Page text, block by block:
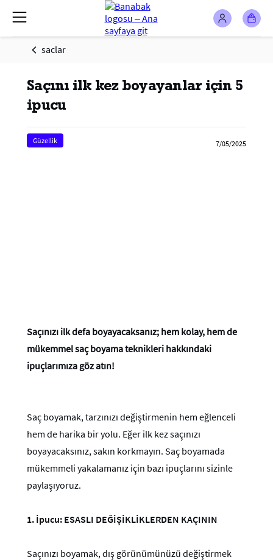
saclar
Saçını ilk kez boyayanlar için 5
ipucu
Güzellik 7/05/2025
Saçınızı ilk defa boyayacaksanız; hem kolay, hem de
mükemmel saç boyama teknikleri hakkındaki
ipuçlarımıza göz atın!
Saç boyamak, tarzınızı değiştirmenin hem eğlenceli
hem de harika bir yolu. Eğer ilk kez saçınızı
boyayacaksınız, sakın korkmayın. Saç boyamada
mükemmeli yakalamanız için bazı ipuçlarını sizinle
paylaşıyoruz.
1. İpucu: ESASLI DEĞİŞİKLİKLERDEN KAÇININ
Saçınızı boyamak, dış görünümünüzü değiştirmek